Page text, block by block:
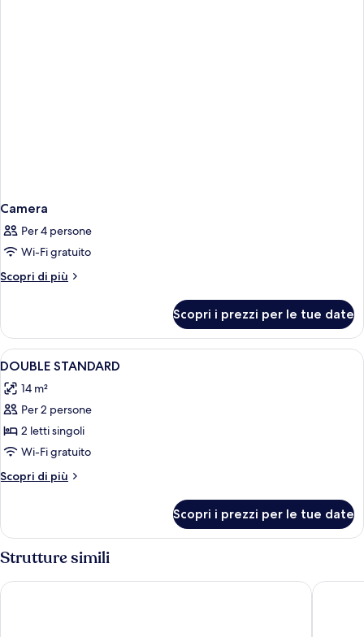
Camera
Per 4 persone
Wi-Fi gratuito
Scopri di più
Altri
Scopri i prezzi per le tue date
Apri
tutte
le
foto
per
DOUBLE
STANDARD
Una scrivania, postazione laptop,
5
DOUBLE STANDARD
14 m²
Per 2 persone
2 letti singoli
Wi-Fi gratuito
Scopri di più
Altri
STANDARD
Scopri i prezzi per le tue date
Strutture simili
Xubec - Alberg Juvenil Hostal